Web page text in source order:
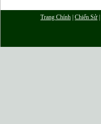
Trang Chính Chiến Sử